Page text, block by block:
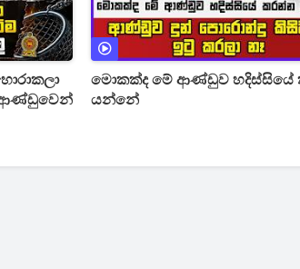
ආණ්ඩුවෙන්
මොකක්ද මේ ආණ්ඩුව
යන්නේ